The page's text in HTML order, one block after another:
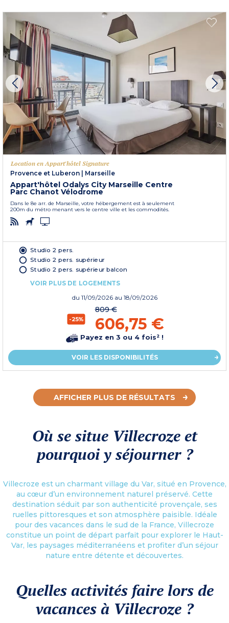
Location en Appart'hôtel Signature
Provence et Luberon | Marseille
Appart'hôtel Odalys City Marseille Centre
Parc Chanot Vélodrome
Dans le 8e arr. de Marseille, votre hébergement est à seulement
200m du métro menant vers le centre ville et les commodités.
Studio 2 pers.
Studio 2 pers. supérieur
Studio 2 pers. supérieur balcon
VOIR PLUS DE LOGEMENTS
du 11/09/2026 au 18/09/2026
-25%
809 €
606,75 €
Payez en 3 ou 4 fois² !
VOIR LES DISPONIBILITÉS
AFFICHER PLUS DE RÉSULTATS
Où se situe Villecroze et
pourquoi y séjourner ?
Villecroze est un charmant village du Var, situé en Provence,
au cœur d’un environnement naturel préservé. Cette
destination séduit par son authenticité provençale, ses
ruelles pittoresques et son atmosphère paisible. Idéale
pour des vacances dans le sud de la France, Villecroze
constitue un point de départ parfait pour explorer le Haut-
Var, les paysages méditerranéens et profiter d’un séjour
nature entre détente et découvertes.
Quelles activités faire lors de
vacances à Villecroze ?